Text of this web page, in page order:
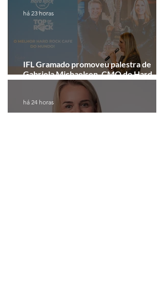
IFL Gramado promoveu palestra de
Gabriela Michaelsen, CMO do Hard
Rock Cafe Gramado
há 23 horas
há 24 horas